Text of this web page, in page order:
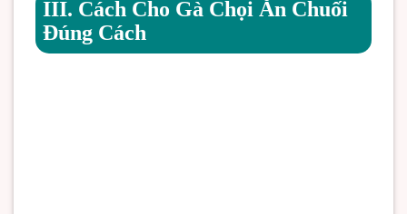
III. Cách Cho Gà Chọi Ăn Chuối
Đúng Cách